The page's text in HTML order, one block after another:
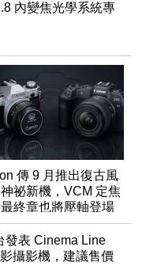
內變焦光學系統專
傳 9 月推出復古風
祕新機，VCM 定焦
終章也將壓軸登場
發表 Cinema Line
攝影機，建議售價